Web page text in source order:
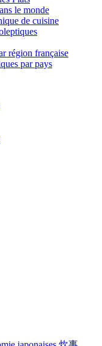
le monde
de cuisine
région française
par pays